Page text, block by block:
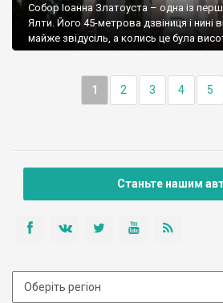
Собор Іоанна Златоуста – одна із
Ялти. Його 45-метрова дзвіниця і нині
майже звідусіль, а колись це була
1 2 3 4 5
Станьте нашим